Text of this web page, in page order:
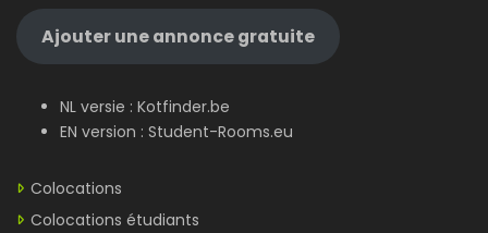
Ajouter une annonce gratuite
NL versie : Kotfinder.be
EN version : Student-Rooms.eu
Colocations
Colocations étudiants